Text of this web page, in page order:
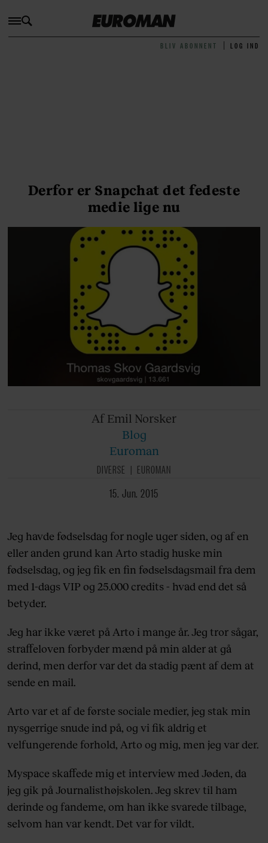
BLIV ABONNENT LOG IND
Derfor er Snapchat det fedeste
medie lige nu
Af Emil Norsker
Blog
Euroman
DIVERSE
EUROMAN
15. Jun. 2015
Jeg havde fødselsdag for nogle uger siden, og af en
eller anden grund kan Arto stadig huske min
fødselsdag, og jeg fik en fin fødselsdagsmail fra dem
med 1-dags VIP og 25.000 credits - hvad end det så
betyder.
Jeg har ikke været på Arto i mange år. Jeg tror sågar,
straffeloven forbyder mænd på min alder at gå
derind, men derfor var det da stadig pænt af dem at
sende en mail.
Arto var et af de første sociale medier, jeg stak min
nysgerrige snude ind på, og vi fik aldrig et
velfungerende forhold, Arto og mig, men jeg var der.
Myspace skaffede mig et interview med Jøden, da
jeg gik på Journalisthøjskolen. Jeg skrev til ham
derinde og fandeme, om han ikke svarede tilbage,
selvom han var kendt. Det var for vildt.